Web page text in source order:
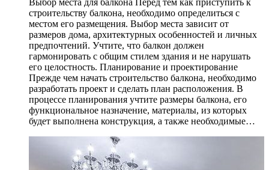
строительству балкона, необходимо определиться с
местом его размещения. Выбор места зависит от
размеров дома, архитектурных особенностей и личных
предпочтений. Учтите, что балкон должен
гармонировать с общим стилем здания и не нарушать
его целостность. Планирование и проектирование
Прежде чем начать строительство балкона, необходимо
разработать проект и сделать план расположения. В
процессе планирования учтите размеры балкона, его
функциональное назначение, материалы, из которых
будет выполнена конструкция, а также необходимые…